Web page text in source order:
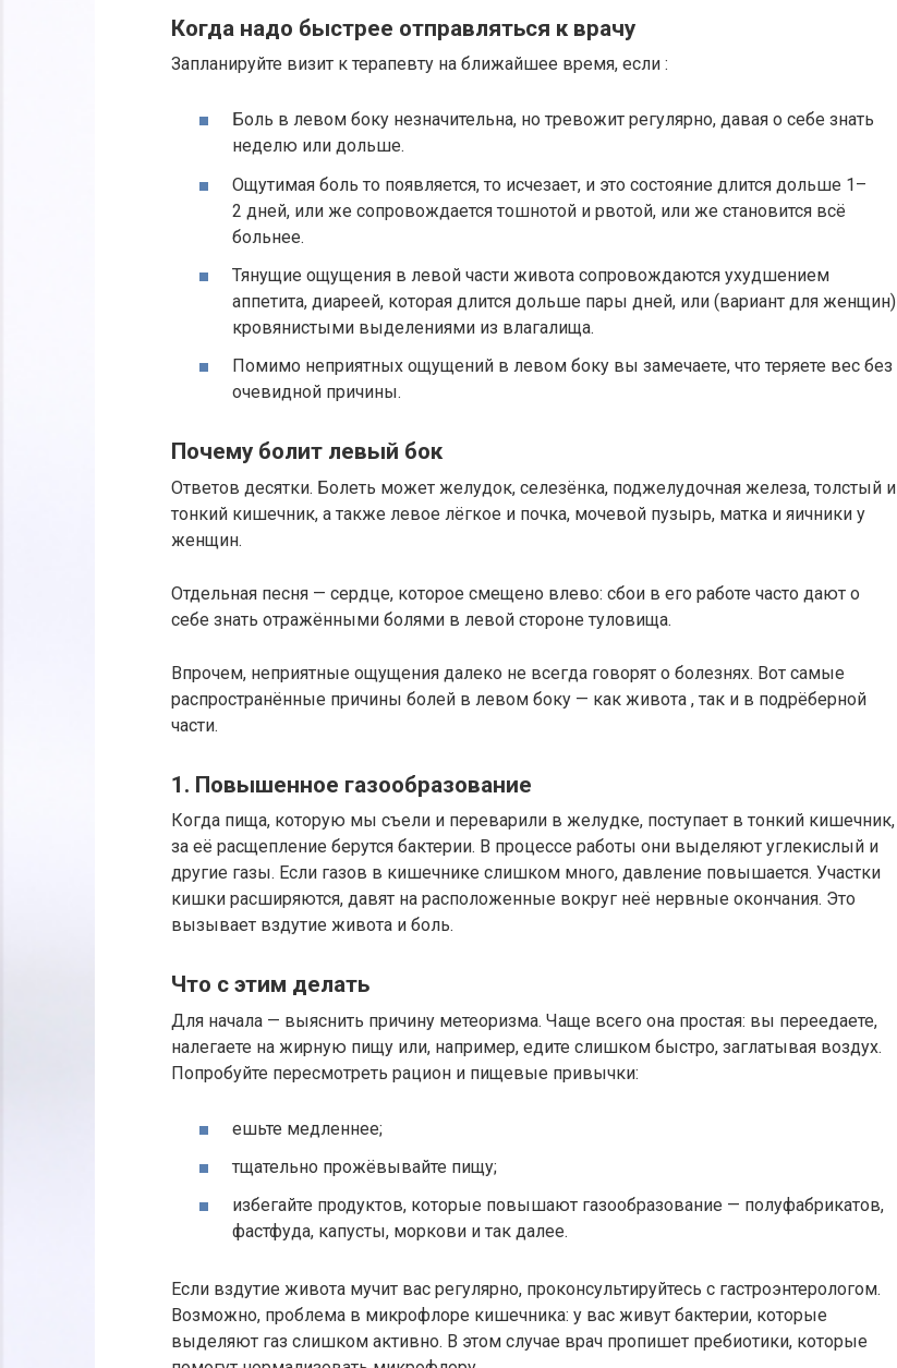
Когда надо быстрее отправляться к врачу
Запланируйте визит к терапевту на ближайшее время, если :
Боль в левом боку незначительна, но тревожит регулярно, давая о себе знать
неделю или дольше.
Ощутимая боль то появляется, то исчезает, и это состояние длится дольше 1–
2 дней, или же сопровождается тошнотой и рвотой, или же становится всё
больнее.
Тянущие ощущения в левой части живота сопровождаются ухудшением
аппетита, диареей, которая длится дольше пары дней, или (вариант для женщин)
кровянистыми выделениями из влагалища.
Помимо неприятных ощущений в левом боку вы замечаете, что теряете вес без
очевидной причины.
Почему болит левый бок
Ответов десятки. Болеть может желудок, селезёнка, поджелудочная железа, толстый и
тонкий кишечник, а также левое лёгкое и почка, мочевой пузырь, матка и яичники у
женщин.
Отдельная песня — сердце, которое смещено влево: сбои в его работе часто дают о
себе знать отражёнными болями в левой стороне туловища.
Впрочем, неприятные ощущения далеко не всегда говорят о болезнях. Вот самые
распространённые причины болей в левом боку — как живота , так и в подрёберной
части.
1. Повышенное газообразование
Когда пища, которую мы съели и переварили в желудке, поступает в тонкий кишечник,
за её расщепление берутся бактерии. В процессе работы они выделяют углекислый и
другие газы. Если газов в кишечнике слишком много, давление повышается. Участки
кишки расширяются, давят на расположенные вокруг неё нервные окончания. Это
вызывает вздутие живота и боль.
Что с этим делать
Для начала — выяснить причину метеоризма. Чаще всего она простая: вы переедаете,
налегаете на жирную пищу или, например, едите слишком быстро, заглатывая воздух.
Попробуйте пересмотреть рацион и пищевые привычки:
ешьте медленнее;
тщательно прожёвывайте пищу;
избегайте продуктов, которые повышают газообразование — полуфабрикатов,
фастфуда, капусты, моркови и так далее.
Если вздутие живота мучит вас регулярно, проконсультируйтесь с гастроэнтерологом.
Возможно, проблема в микрофлоре кишечника: у вас живут бактерии, которые
выделяют газ слишком активно. В этом случае врач пропишет пребиотики, которые